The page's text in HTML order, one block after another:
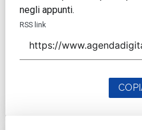
negli appunti.
RSS link